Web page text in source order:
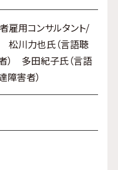
雇用コンサルタント/
松川力也氏（言語聴
） 多田紀子氏（言語
害者）